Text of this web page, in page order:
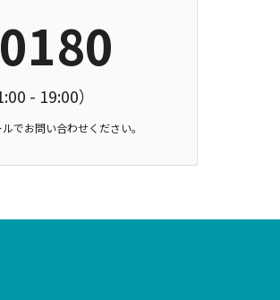
- 19:00）
でお問い合わせください。